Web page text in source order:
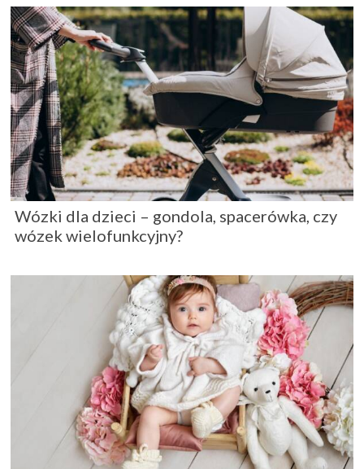
Wózki dla dzieci – gondola, spacerówka, czy
wózek wielofunkcyjny?